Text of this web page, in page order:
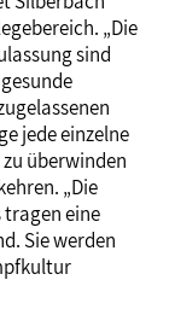
„Die
sind
jede einzelne
überwinden
„Die
eine
Sie werden